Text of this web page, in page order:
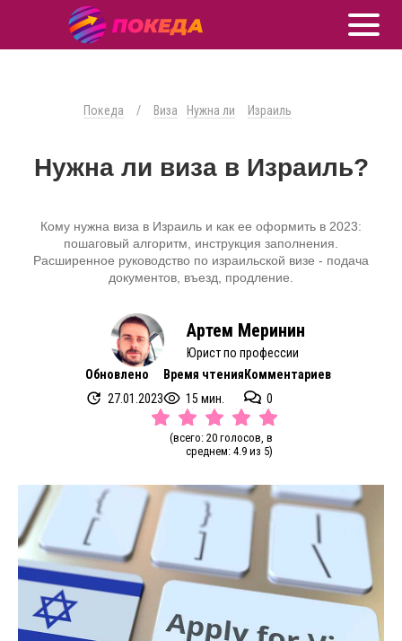
Покеда / Виза Нужна ли Израиль
Нужна ли виза в Израиль?
Кому нужна виза в Израиль и как ее оформить в 2023:
пошаговый алгоритм, инструкция заполнения.
Расширенное руководство по израильской визе - подача
документов, въезд, продление.
Артем Меринин
Юрист по профессии
Обновлено
27.01.2023
Время чтения
15 мин.
Комментариев
0
(всего: 20 голосов, в
среднем: 4.9 из 5)